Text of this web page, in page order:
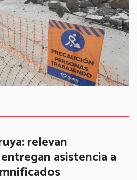
relevan
asistencia a